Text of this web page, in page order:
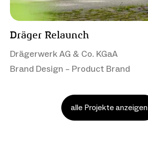
Dräger Relaunch
Drägerwerk AG & Co. KGaA
Brand Design – Product Brand
alle Projekte anzeigen